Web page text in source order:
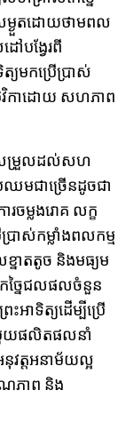
សម្ងួតដោយថាមពល
បង្វែរពី
យមកប្រើប្រាស់
ថវិកាដោយ សហភាព
យសម្រួលដល់សហ
ឈមជាច្រើនដូចជា
ចម្លងរោគ លក្ខ
ាស់កម្លាំងពលកម្ម
នាតតូច និងមធ្យម
ច្នៃជលផល​ចំនួន
អាទិត្យដើម្បីប្រើ
មួយផលិតផលនាំ
វត្តអនាម័យល្អ
ភាព និង